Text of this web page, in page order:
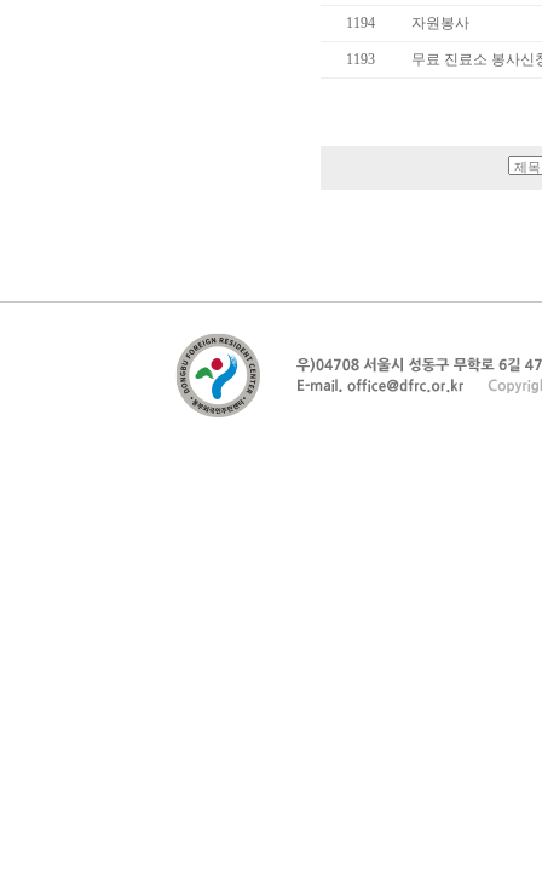
1194 자원봉사
1193 무료 진료소 봉사신